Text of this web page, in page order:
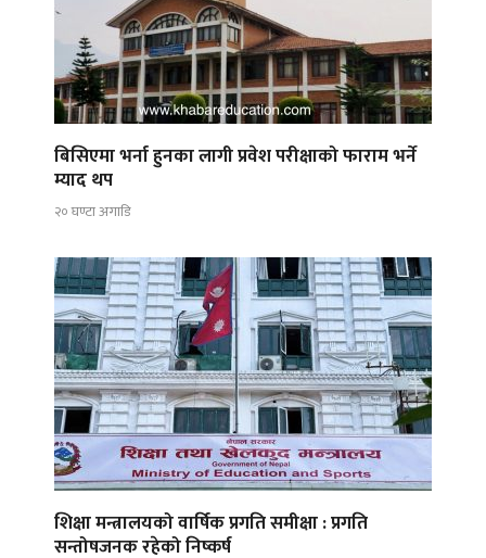
बिसिएमा भर्ना हुनका लागी प्रवेश परीक्षाको फाराम भर्ने
म्याद थप
२० घण्टा अगाडि
शिक्षा मन्त्रालयको वार्षिक प्रगति समीक्षा : प्रगति
सन्तोषजनक रहेको निष्कर्ष